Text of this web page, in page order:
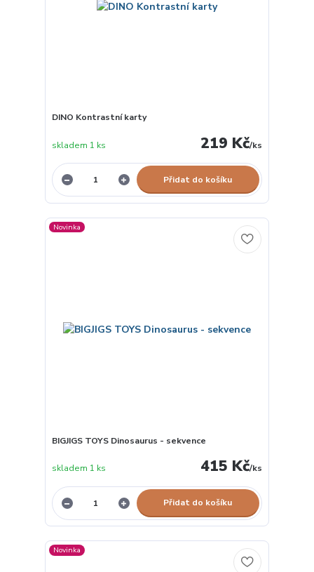
DINO Kontrastní karty
219 Kč/ks
skladem 1 ks
Přidat do košíku
Novinka
BIGJIGS TOYS Dinosaurus - sekvence
415 Kč/ks
skladem 1 ks
Přidat do košíku
Novinka